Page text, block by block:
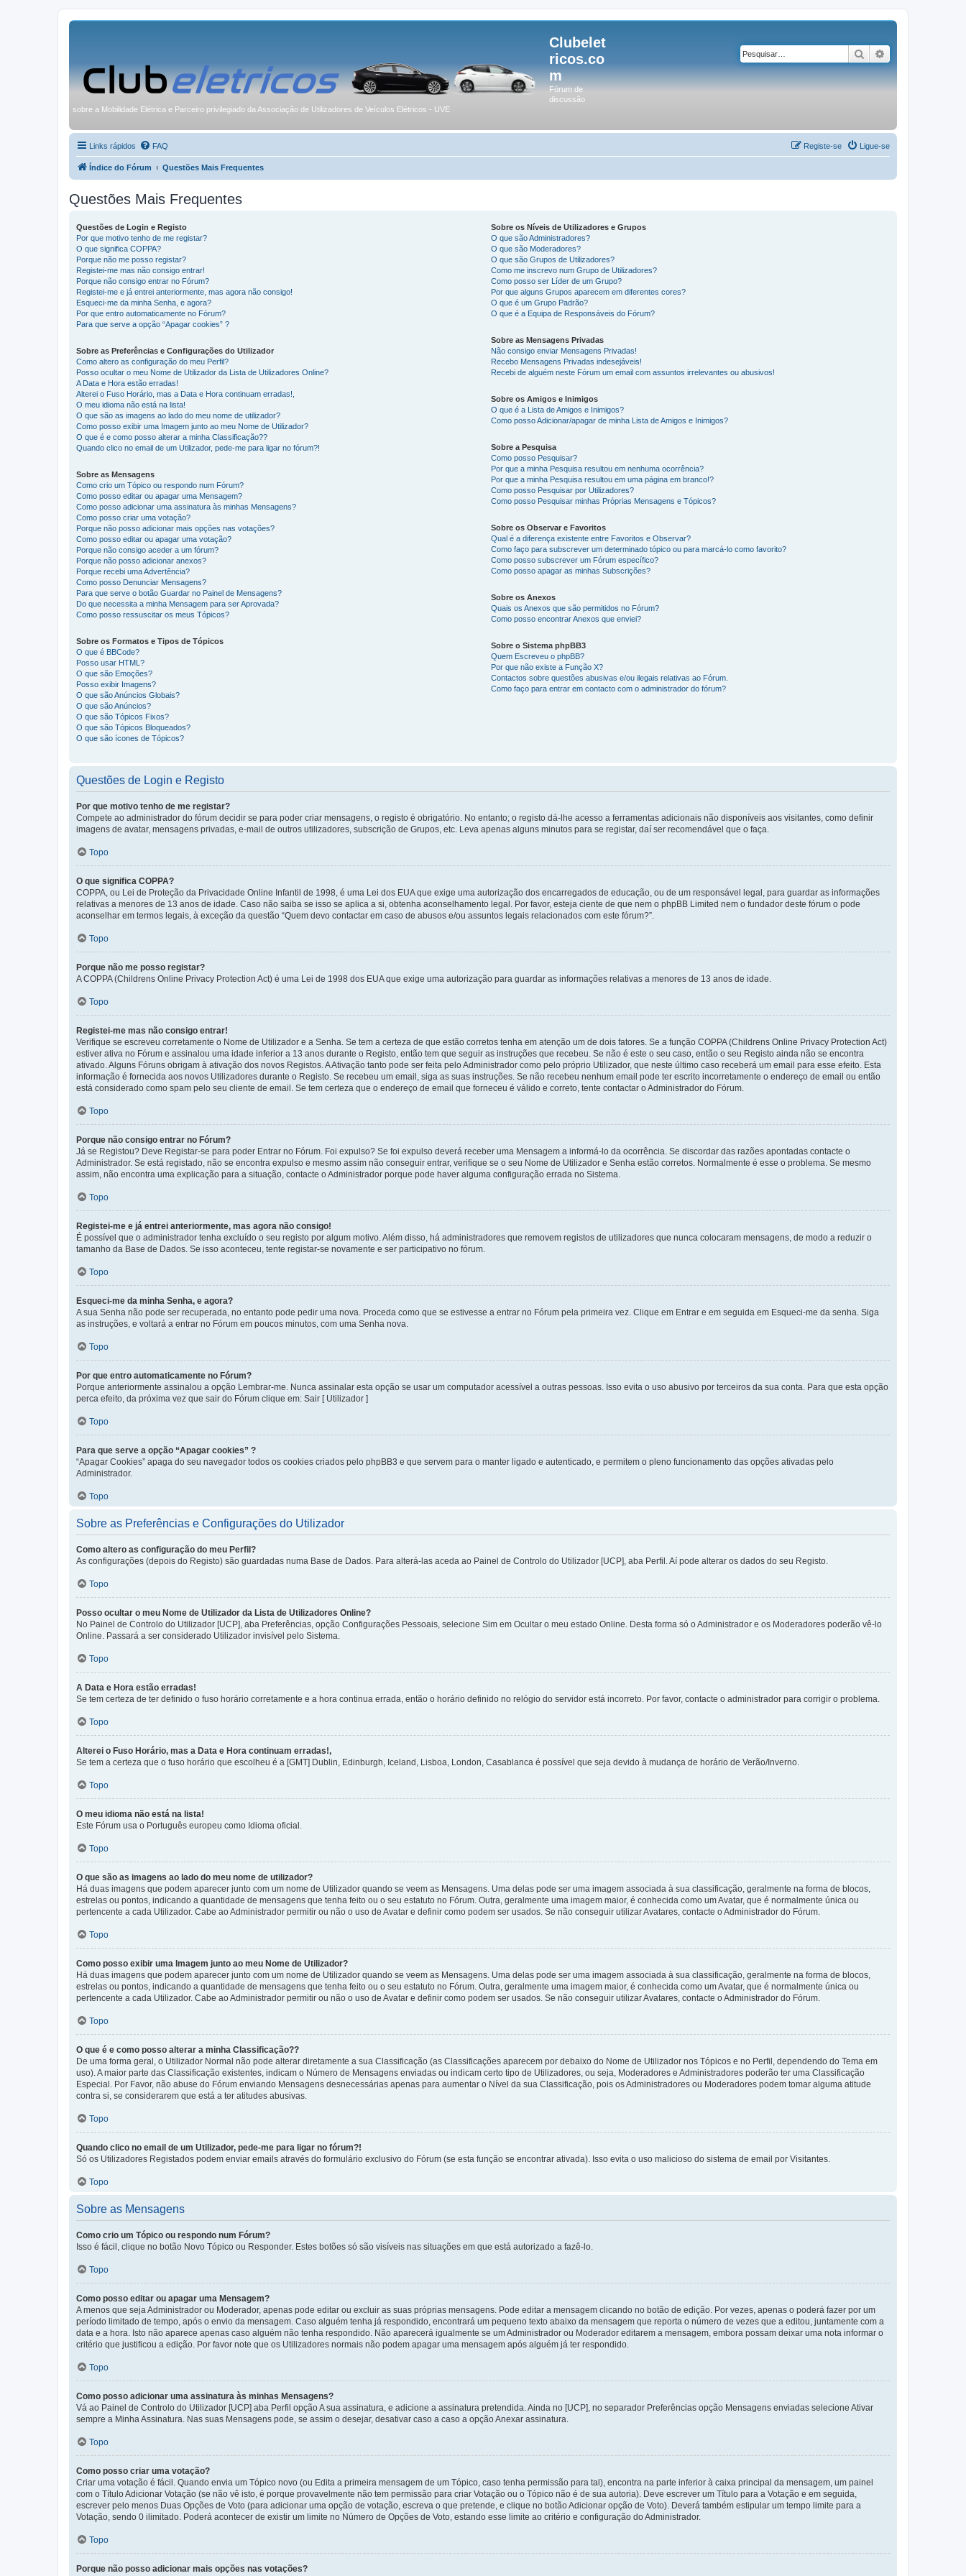
Clubelet
ricos.co
m
Fórum de
discussão
sobre a Mobilidade Elétrica e Parceiro privilegiado da Associação de Utilizadores de Veículos Elétricos - UVE
Pesquisar
Links rápidos FAQ Ligue-se
Registe-se
Índice do Fórum Questões Mais Frequentes
Questões Mais Frequentes
Questões de Login e Registo
Por que motivo tenho de me registar?
O que significa COPPA?
Porque não me posso registar?
Registei-me mas não consigo entrar!
Porque não consigo entrar no Fórum?
Registei-me e já entrei anteriormente, mas agora não consigo!
Esqueci-me da minha Senha, e agora?
Por que entro automaticamente no Fórum?
Para que serve a opção “Apagar cookies” ?
Sobre as Preferências e Configurações do Utilizador
Como altero as configuração do meu Perfil?
Posso ocultar o meu Nome de Utilizador da Lista de Utilizadores Online?
A Data e Hora estão erradas!
Alterei o Fuso Horário, mas a Data e Hora continuam erradas!,
O meu idioma não está na lista!
O que são as imagens ao lado do meu nome de utilizador?
Como posso exibir uma Imagem junto ao meu Nome de Utilizador?
O que é e como posso alterar a minha Classificação??
Quando clico no email de um Utilizador, pede-me para ligar no fórum?!
Sobre as Mensagens
Como crio um Tópico ou respondo num Fórum?
Como posso editar ou apagar uma Mensagem?
Como posso adicionar uma assinatura às minhas Mensagens?
Como posso criar uma votação?
Porque não posso adicionar mais opções nas votações?
Como posso editar ou apagar uma votação?
Porque não consigo aceder a um fórum?
Porque não posso adicionar anexos?
Porque recebi uma Advertência?
Como posso Denunciar Mensagens?
Para que serve o botão Guardar no Painel de Mensagens?
Do que necessita a minha Mensagem para ser Aprovada?
Como posso ressuscitar os meus Tópicos?
Sobre os Formatos e Tipos de Tópicos
O que é BBCode?
Posso usar HTML?
O que são Emoções?
Posso exibir Imagens?
O que são Anúncios Globais?
O que são Anúncios?
O que são Tópicos Fixos?
O que são Tópicos Bloqueados?
O que são ícones de Tópicos?
Sobre os Níveis de Utilizadores e Grupos
O que são Administradores?
O que são Moderadores?
O que são Grupos de Utilizadores?
Como me inscrevo num Grupo de Utilizadores?
Como posso ser Líder de um Grupo?
Por que alguns Grupos aparecem em diferentes cores?
O que é um Grupo Padrão?
O que é a Equipa de Responsáveis do Fórum?
Sobre as Mensagens Privadas
Não consigo enviar Mensagens Privadas!
Recebo Mensagens Privadas indesejáveis!
Recebi de alguém neste Fórum um email com assuntos irrelevantes ou abusivos!
Sobre os Amigos e Inimigos
O que é a Lista de Amigos e Inimigos?
Como posso Adicionar/apagar de minha Lista de Amigos e Inimigos?
Sobre a Pesquisa
Como posso Pesquisar?
Por que a minha Pesquisa resultou em nenhuma ocorrência?
Por que a minha Pesquisa resultou em uma página em branco!?
Como posso Pesquisar por Utilizadores?
Como posso Pesquisar minhas Próprias Mensagens e Tópicos?
Sobre os Observar e Favoritos
Qual é a diferença existente entre Favoritos e Observar?
Como faço para subscrever um determinado tópico ou para marcá-lo como favorito?
Como posso subscrever um Fórum específico?
Como posso apagar as minhas Subscrições?
Sobre os Anexos
Quais os Anexos que são permitidos no Fórum?
Como posso encontrar Anexos que enviei?
Sobre o Sistema phpBB3
Quem Escreveu o phpBB?
Por que não existe a Função X?
Contactos sobre questões abusivas e/ou ilegais relativas ao Fórum.
Como faço para entrar em contacto com o administrador do fórum?
Questões de Login e Registo
Por que motivo tenho de me registar?
Compete ao administrador do fórum decidir se para poder criar mensagens, o registo é obrigatório. No entanto; o registo dá-lhe acesso a ferramentas adicionais não disponíveis aos visitantes, como definir
imagens de avatar, mensagens privadas, e-mail de outros utilizadores, subscrição de Grupos, etc. Leva apenas alguns minutos para se registar, daí ser recomendável que o faça.
Topo
O que significa COPPA?
COPPA, ou Lei de Proteção da Privacidade Online Infantil de 1998, é uma Lei dos EUA que exige uma autorização dos encarregados de educação, ou de um responsável legal, para guardar as informações
relativas a menores de 13 anos de idade. Caso não saiba se isso se aplica a si, obtenha aconselhamento legal. Por favor, esteja ciente de que nem o phpBB Limited nem o fundador deste fórum o pode
aconselhar em termos legais, à exceção da questão “Quem devo contactar em caso de abusos e/ou assuntos legais relacionados com este fórum?”.
Topo
Porque não me posso registar?
A COPPA (Childrens Online Privacy Protection Act) é uma Lei de 1998 dos EUA que exige uma autorização para guardar as informações relativas a menores de 13 anos de idade.
Topo
Registei-me mas não consigo entrar!
Verifique se escreveu corretamente o Nome de Utilizador e a Senha. Se tem a certeza de que estão corretos tenha em atenção um de dois fatores. Se a função COPPA (Childrens Online Privacy Protection Act)
estiver ativa no Fórum e assinalou uma idade inferior a 13 anos durante o Registo, então tem que seguir as instruções que recebeu. Se não é este o seu caso, então o seu Registo ainda não se encontra
ativado. Alguns Fóruns obrigam à ativação dos novos Registos. A Ativação tanto pode ser feita pelo Administrador como pelo próprio Utilizador, que neste último caso receberá um email para esse efeito. Esta
informação é fornecida aos novos Utilizadores durante o Registo. Se recebeu um email, siga as suas instruções. Se não recebeu nenhum email pode ter escrito incorretamente o endereço de email ou então
está considerado como spam pelo seu cliente de email. Se tem certeza que o endereço de email que forneceu é válido e correto, tente contactar o Administrador do Fórum.
Topo
Porque não consigo entrar no Fórum?
Já se Registou? Deve Registar-se para poder Entrar no Fórum. Foi expulso? Se foi expulso deverá receber uma Mensagem a informá-lo da ocorrência. Se discordar das razões apontadas contacte o
Administrador. Se está registado, não se encontra expulso e mesmo assim não conseguir entrar, verifique se o seu Nome de Utilizador e Senha estão corretos. Normalmente é esse o problema. Se mesmo
assim, não encontra uma explicação para a situação, contacte o Administrador porque pode haver alguma configuração errada no Sistema.
Topo
Registei-me e já entrei anteriormente, mas agora não consigo!
É possível que o administrador tenha excluído o seu registo por algum motivo. Além disso, há administradores que removem registos de utilizadores que nunca colocaram mensagens, de modo a reduzir o
tamanho da Base de Dados. Se isso aconteceu, tente registar-se novamente e ser participativo no fórum.
Topo
Esqueci-me da minha Senha, e agora?
A sua Senha não pode ser recuperada, no entanto pode pedir uma nova. Proceda como que se estivesse a entrar no Fórum pela primeira vez. Clique em Entrar e em seguida em Esqueci-me da senha. Siga
as instruções, e voltará a entrar no Fórum em poucos minutos, com uma Senha nova.
Topo
Por que entro automaticamente no Fórum?
Porque anteriormente assinalou a opção Lembrar-me. Nunca assinalar esta opção se usar um computador acessível a outras pessoas. Isso evita o uso abusivo por terceiros da sua conta. Para que esta opção
perca efeito, da próxima vez que sair do Fórum clique em: Sair [ Utilizador ]
Topo
Para que serve a opção “Apagar cookies” ?
“Apagar Cookies” apaga do seu navegador todos os cookies criados pelo phpBB3 e que servem para o manter ligado e autenticado, e permitem o pleno funcionamento das opções ativadas pelo
Administrador.
Topo
Sobre as Preferências e Configurações do Utilizador
Como altero as configuração do meu Perfil?
As configurações (depois do Registo) são guardadas numa Base de Dados. Para alterá-las aceda ao Painel de Controlo do Utilizador [UCP], aba Perfil. Aí pode alterar os dados do seu Registo.
Topo
Posso ocultar o meu Nome de Utilizador da Lista de Utilizadores Online?
No Painel de Controlo do Utilizador [UCP], aba Preferências, opção Configurações Pessoais, selecione Sim em Ocultar o meu estado Online. Desta forma só o Administrador e os Moderadores poderão vê-lo
Online. Passará a ser considerado Utilizador invisível pelo Sistema.
Topo
A Data e Hora estão erradas!
Se tem certeza de ter definido o fuso horário corretamente e a hora continua errada, então o horário definido no relógio do servidor está incorreto. Por favor, contacte o administrador para corrigir o problema.
Topo
Alterei o Fuso Horário, mas a Data e Hora continuam erradas!,
Se tem a certeza que o fuso horário que escolheu é a [GMT] Dublin, Edinburgh, Iceland, Lisboa, London, Casablanca é possível que seja devido à mudança de horário de Verão/Inverno.
Topo
O meu idioma não está na lista!
Este Fórum usa o Português europeu como Idioma oficial.
Topo
O que são as imagens ao lado do meu nome de utilizador?
Há duas imagens que podem aparecer junto com um nome de Utilizador quando se veem as Mensagens. Uma delas pode ser uma imagem associada à sua classificação, geralmente na forma de blocos,
estrelas ou pontos, indicando a quantidade de mensagens que tenha feito ou o seu estatuto no Fórum. Outra, geralmente uma imagem maior, é conhecida como um Avatar, que é normalmente única ou
pertencente a cada Utilizador. Cabe ao Administrador permitir ou não o uso de Avatar e definir como podem ser usados. Se não conseguir utilizar Avatares, contacte o Administrador do Fórum.
Topo
Como posso exibir uma Imagem junto ao meu Nome de Utilizador?
Há duas imagens que podem aparecer junto com um nome de Utilizador quando se veem as Mensagens. Uma delas pode ser uma imagem associada à sua classificação, geralmente na forma de blocos,
estrelas ou pontos, indicando a quantidade de mensagens que tenha feito ou o seu estatuto no Fórum. Outra, geralmente uma imagem maior, é conhecida como um Avatar, que é normalmente única ou
pertencente a cada Utilizador. Cabe ao Administrador permitir ou não o uso de Avatar e definir como podem ser usados. Se não conseguir utilizar Avatares, contacte o Administrador do Fórum.
Topo
O que é e como posso alterar a minha Classificação??
De uma forma geral, o Utilizador Normal não pode alterar diretamente a sua Classificação (as Classificações aparecem por debaixo do Nome de Utilizador nos Tópicos e no Perfil, dependendo do Tema em
uso). A maior parte das Classificação existentes, indicam o Número de Mensagens enviadas ou indicam certo tipo de Utilizadores, ou seja, Moderadores e Administradores poderão ter uma Classificação
Especial. Por Favor, não abuse do Fórum enviando Mensagens desnecessárias apenas para aumentar o Nível da sua Classificação, pois os Administradores ou Moderadores podem tomar alguma atitude
contra si, se considerarem que está a ter atitudes abusivas.
Topo
Quando clico no email de um Utilizador, pede-me para ligar no fórum?!
Só os Utilizadores Registados podem enviar emails através do formulário exclusivo do Fórum (se esta função se encontrar ativada). Isso evita o uso malicioso do sistema de email por Visitantes.
Topo
Sobre as Mensagens
Como crio um Tópico ou respondo num Fórum?
Isso é fácil, clique no botão Novo Tópico ou Responder. Estes botões só são visíveis nas situações em que está autorizado a fazê-lo.
Topo
Como posso editar ou apagar uma Mensagem?
A menos que seja Administrador ou Moderador, apenas pode editar ou excluir as suas próprias mensagens. Pode editar a mensagem clicando no botão de edição. Por vezes, apenas o poderá fazer por um
período limitado de tempo, após o envio da mensagem. Caso alguém tenha já respondido, encontrará um pequeno texto abaixo da mensagem que reporta o número de vezes que a editou, juntamente com a
data e a hora. Isto não aparece apenas caso alguém não tenha respondido. Não aparecerá igualmente se um Administrador ou Moderador editarem a mensagem, embora possam deixar uma nota informar o
critério que justificou a edição. Por favor note que os Utilizadores normais não podem apagar uma mensagem após alguém já ter respondido.
Topo
Como posso adicionar uma assinatura às minhas Mensagens?
Vá ao Painel de Controlo do Utilizador [UCP] aba Perfil opção A sua assinatura, e adicione a assinatura pretendida. Ainda no [UCP], no separador Preferências opção Mensagens enviadas selecione Ativar
sempre a Minha Assinatura. Nas suas Mensagens pode, se assim o desejar, desativar caso a caso a opção Anexar assinatura.
Topo
Como posso criar uma votação?
Criar uma votação é fácil. Quando envia um Tópico novo (ou Edita a primeira mensagem de um Tópico, caso tenha permissão para tal), encontra na parte inferior à caixa principal da mensagem, um painel
com o Título Adicionar Votação (se não vê isto, é porque provavelmente não tem permissão para criar Votação ou o Tópico não é de sua autoria). Deve escrever um Título para a Votação e em seguida,
escrever pelo menos Duas Opções de Voto (para adicionar uma opção de votação, escreva o que pretende, e clique no botão Adicionar opção de Voto). Deverá também estipular um tempo limite para a
Votação, sendo 0 ilimitado. Poderá acontecer de existir um limite no Número de Opções de Voto, estando esse limite ao critério e configuração do Administrador.
Topo
Porque não posso adicionar mais opções nas votações?